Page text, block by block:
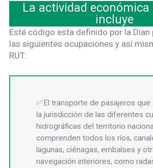
La actividad económica
incluye
Esté código esta definido por la Dian
las siguientes ocupaciones y así
RUT:
El transporte de pasajeros
la jurisdicción de las diferentes
hidrográficas del territorio
comprenden todos los ríos,
lagunas, ciénagas, embalses y
navegación interiores, como